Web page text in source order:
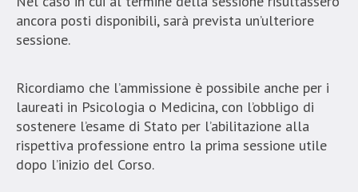
ancora posti disponibili, sarà prevista un’ulteriore
sessione.
Ricordiamo che l’ammissione è possibile anche per i
laureati in Psicologia o Medicina, con l’obbligo di
sostenere l’esame di Stato per l’abilitazione alla
rispettiva professione entro la prima sessione utile
dopo l’inizio del Corso.